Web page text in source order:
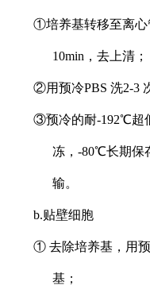
①培养基转移至离心
10min，去上清；
②用预冷PBS 洗2-3
③预冷的耐-192℃超
冻，-80℃长期保
输。
b.贴壁细胞
① 去除培养基，用
基；